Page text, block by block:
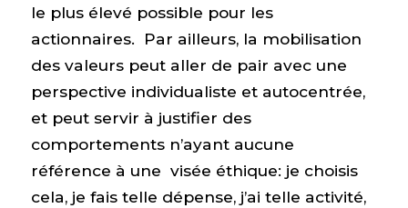
le plus élevé possible pour les
actionnaires. Par ailleurs, la mobilisation
des valeurs peut aller de pair avec une
perspective individualiste et autocentrée,
et peut servir à justifier des
comportements n’ayant aucune
référence à une visée éthique: je choisis
cela, je fais telle dépense, j’ai telle activité,